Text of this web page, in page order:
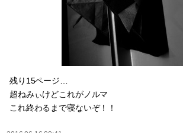
残り15ページ…
超ねみぃけどこれがノルマ
これ終わるまで寝ないぞ！！